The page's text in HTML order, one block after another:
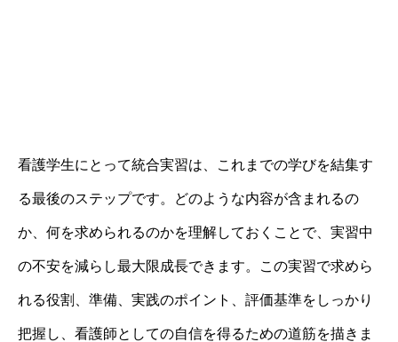
看護学生にとって統合実習は、これまでの学びを結集す
る最後のステップです。どのような内容が含まれるの
か、何を求められるのかを理解しておくことで、実習中
の不安を減らし最大限成長できます。この実習で求めら
れる役割、準備、実践のポイント、評価基準をしっかり
把握し、看護師としての自信を得るための道筋を描きま